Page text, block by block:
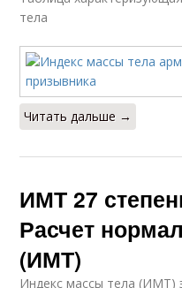
тела
Читать дальше →
ИМТ 27
Расчет
(ИМТ)
Индекс массы тела (ИМТ)